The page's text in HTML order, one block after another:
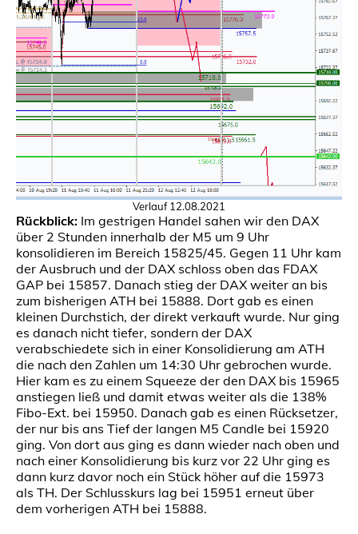
Verlauf 12.08.2021
Rückblick: Im gestrigen Handel sahen wir den DAX
über 2 Stunden innerhalb der M5 um 9 Uhr
konsolidieren im Bereich 15825/45. Gegen 11 Uhr kam
der Ausbruch und der DAX schloss oben das FDAX
GAP bei 15857. Danach stieg der DAX weiter an bis
zum bisherigen ATH bei 15888. Dort gab es einen
kleinen Durchstich, der direkt verkauft wurde. Nur ging
es danach nicht tiefer, sondern der DAX
verabschiedete sich in einer Konsolidierung am ATH
die nach den Zahlen um 14:30 Uhr gebrochen wurde.
Hier kam es zu einem Squeeze der den DAX bis 15965
anstiegen ließ und damit etwas weiter als die 138%
Fibo-Ext. bei 15950. Danach gab es einen Rücksetzer,
der nur bis ans Tief der langen M5 Candle bei 15920
ging. Von dort aus ging es dann wieder nach oben und
nach einer Konsolidierung bis kurz vor 22 Uhr ging es
dann kurz davor noch ein Stück höher auf die 15973
als TH. Der Schlusskurs lag bei 15951 erneut über
dem vorherigen ATH bei 15888.